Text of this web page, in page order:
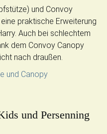
und Convoy
praktische Erweiterung
Auch bei schlechtem
dem Convoy Canopy
nach draußen.
und Canopy
und Persenning